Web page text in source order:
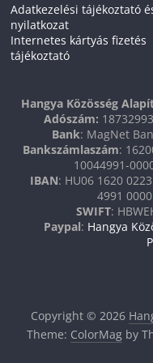
Adatkezelési tájékoztató
nyilatkozat
Internetes kártyás fizetés
tájékoztató
Hangya Közösség
Adószám:
Bank: MagNet
Bankszámlaszám:
10044991-
IBAN: HU06 1620
4991
SWIFT:
Paypal: Hangya
Copyright © 2026
Theme: ColorMagby